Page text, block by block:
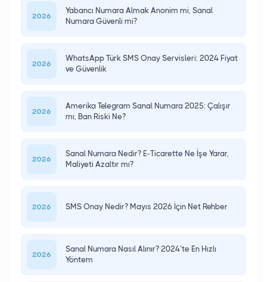
2026
Yabancı Numara Almak Anonim mi, Sanal
Numara Güvenli mi?
2026
WhatsApp Türk SMS Onay Servisleri: 2024 Fiyat
ve Güvenlik
2026
Amerika Telegram Sanal Numara 2025: Çalışır
mı, Ban Riski Ne?
2026
Sanal Numara Nedir? E-Ticarette Ne İşe Yarar,
Maliyeti Azaltır mı?
2026 SMS Onay Nedir? Mayıs 2026 İçin Net Rehber
2026
Sanal Numara Nasıl Alınır? 2024’te En Hızlı
Yöntem